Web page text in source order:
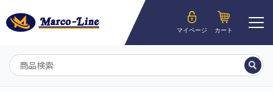
マイページ カート
ようこそ__MEMBER_LASTNAME__様
マイページ